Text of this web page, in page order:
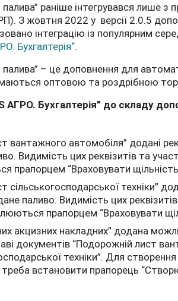
раніше інтегрувався лише з
З жовтня 2022 у версії 2.0.5
інтеграцію із популярним
Бухгалтерія“.
– це доповнення для
оптовою та роздрібною
АГРО. Бухгалтерія” до складу
вантажного автомобіля” додані
Видимість цих реквізитів та
прапорцем “Враховувати
техніки”
паливо. Видимість цих
прапорцем “Враховувати
акцизних накладних” додана
документів “Подорожній лист
техніки”. Для
встановити прапорець